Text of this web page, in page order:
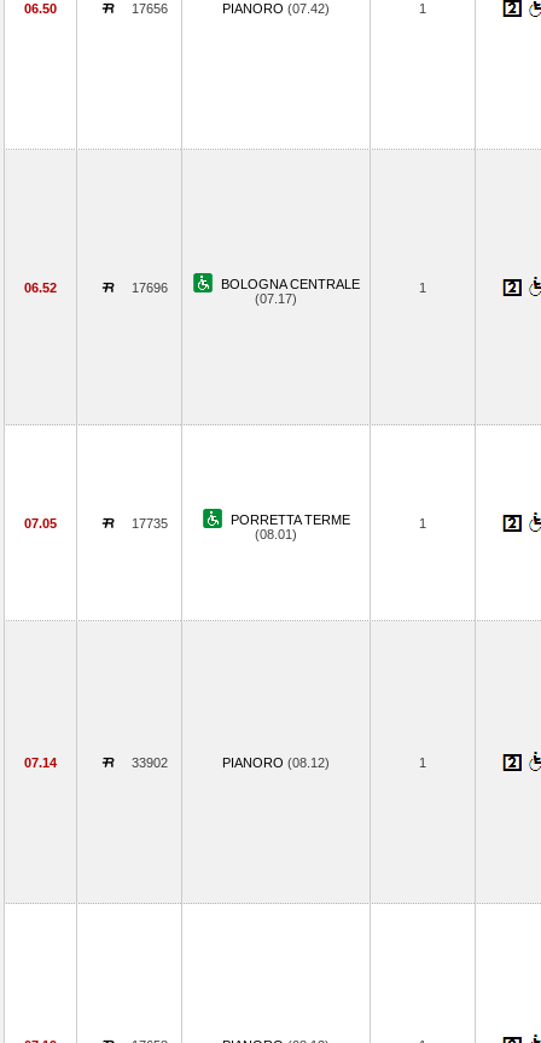
06.50 17656 PIANORO (07.42) 1
06.52 17696
BOLOGNA CENTRALE
(07.17)
1
07.05 17735
PORRETTA TERME
(08.01)
1
07.14 33902 PIANORO (08.12) 1